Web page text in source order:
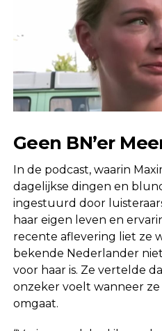
Geen BN’er
In de podcast, waarin
dagelijkse dingen en
ingestuurd door
haar eigen leven en
recente aflevering liet ze
bekende Nederlander
voor haar is. Ze vertelde
onzeker voelt wanneer ze
omgaat.